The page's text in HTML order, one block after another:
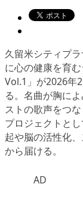
久留米シティプ
に心の健康を育
Vol.1」が2026年
る。名曲が胸に
ストの歌声をつ
プロジェクトと
起や脳の活性化
から届ける。
AD